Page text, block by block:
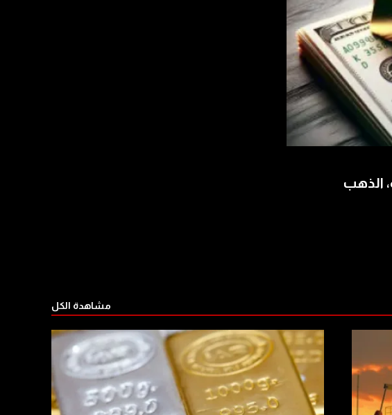
الذهب
مشاهدة الكل